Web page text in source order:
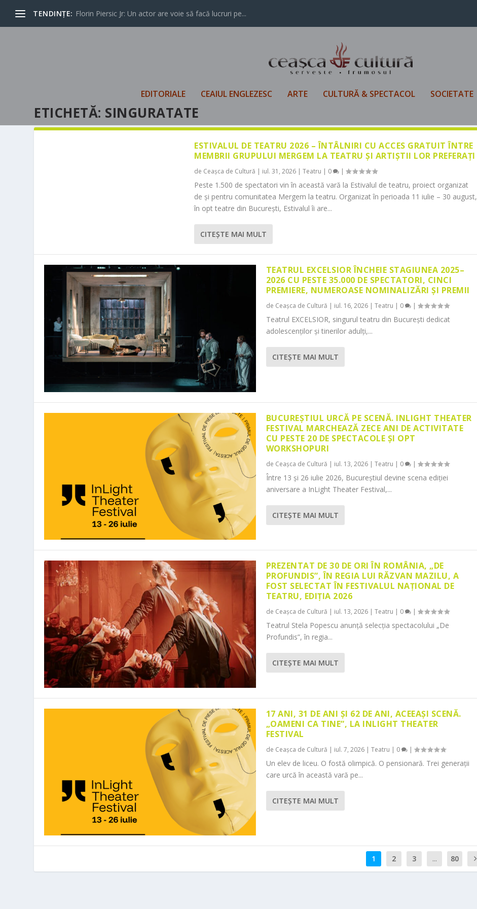
TENDINȚE: Florin Piersic Jr: Un actor are voie să facă lucruri pe...
EDITORIALE CEAIUL ENGLEZESC ARTE CULTURĂ & SPECTACOL SOCIETATE
ETICHETĂ: SINGURATATE
ESTIVALUL DE TEATRU 2026 – ÎNTÂLNIRI CU ACCES GRATUIT ÎNTRE
MEMBRII GRUPULUI MERGEM LA TEATRU ȘI ARTIȘTII LOR PREFERAȚI
de Ceașca de Cultură | iul. 31, 2026 |Teatru | 0 |
Peste 1.500 de spectatori vin în această vară la Estivalul de teatru, proiect organizat
de și pentru comunitatea Mergem la teatru. Organizat în perioada 11 iulie – 30 august,
în opt teatre din București, Estivalul îi are...
CITEŞTE MAI MULT
TEATRUL EXCELSIOR ÎNCHEIE STAGIUNEA 2025–
2026 CU PESTE 35.000 DE SPECTATORI, CINCI
PREMIERE, NUMEROASE NOMINALIZĂRI ȘI PREMII
de Ceașca de Cultură | iul. 16, 2026| Teatru | 0 |
Teatrul EXCELSIOR, singurul teatru din București dedicat
adolescenților și tinerilor adulți,...
CITEŞTE MAI MULT
BUCUREȘTIUL URCĂ PE SCENĂ. INLIGHT THEATER
FESTIVAL MARCHEAZĂ ZECE ANI DE ACTIVITATE
CU PESTE 20 DE SPECTACOLE ȘI OPT
WORKSHOPURI
de Ceașca de Cultură | iul. 13, 2026| Teatru | 0 |
Între 13 și 26 iulie 2026, Bucureștiul devine scena ediției
aniversare a InLight Theater Festival,...
CITEŞTE MAI MULT
PREZENTAT DE 30 DE ORI ÎN ROMÂNIA, „DE
PROFUNDIS”, ÎN REGIA LUI RĂZVAN MAZILU, A
FOST SELECTAT ÎN FESTIVALUL NAȚIONAL DE
TEATRU, EDIȚIA 2026
de Ceașca de Cultură | iul. 13, 2026| Teatru | 0 |
Teatrul Stela Popescu anunță selecția spectacolului „De
Profundis”, în regia...
CITEŞTE MAI MULT
17 ANI, 31 DE ANI ȘI 62 DE ANI, ACEEAȘI SCENĂ.
„OAMENI CA TINE”, LA INLIGHT THEATER
FESTIVAL
de Ceașca de Cultură | iul. 7, 2026| Teatru | 0 |
Un elev de liceu. O fostă olimpică. O pensionară. Trei generații
care urcă în această vară pe...
CITEŞTE MAI MULT
1 2 3 ... 80